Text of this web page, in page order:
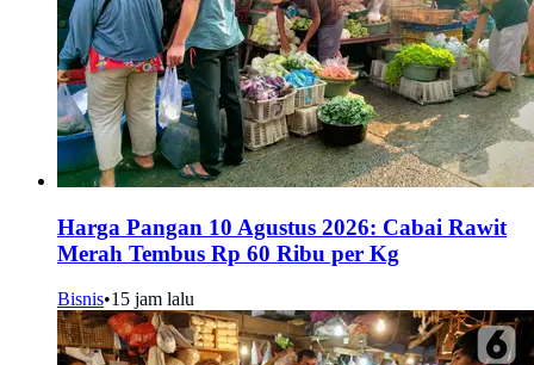
Harga Pangan 10 Agustus 2026: Cabai Rawit
Merah Tembus Rp 60 Ribu per Kg
Bisnis•15 jam lalu